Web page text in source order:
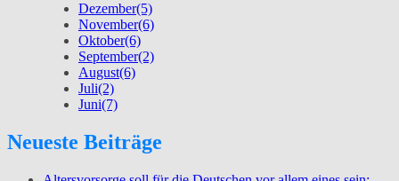
Dezember(5)
November(6)
Oktober(6)
September(2)
August(6)
Juli(2)
Juni(7)
Neueste Beiträge